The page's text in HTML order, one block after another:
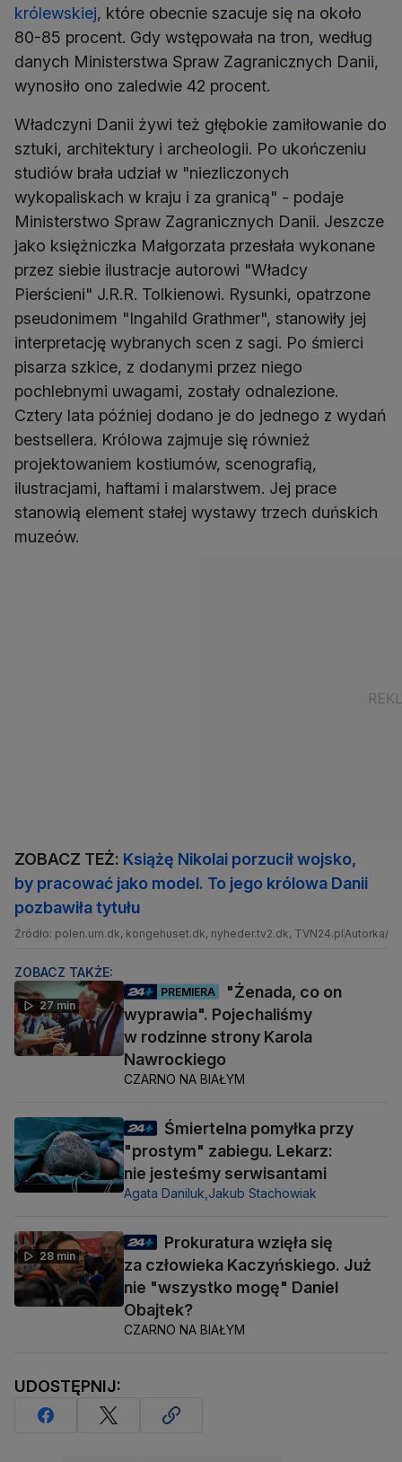
królewskiej, które obecnie szacuje się na około
80-85 procent. Gdy wstępowała na tron, według
danych Ministerstwa Spraw Zagranicznych Danii,
wynosiło ono zaledwie 42 procent.
Władczyni Danii żywi też głębokie zamiłowanie do
sztuki, architektury i archeologii. Po ukończeniu
studiów brała udział w "niezliczonych
wykopaliskach w kraju i za granicą" - podaje
Ministerstwo Spraw Zagranicznych Danii. Jeszcze
jako księżniczka Małgorzata przesłała wykonane
przez siebie ilustracje autorowi "Władcy
Pierścieni" J.R.R. Tolkienowi. Rysunki, opatrzone
pseudonimem "Ingahild Grathmer", stanowiły jej
interpretację wybranych scen z sagi. Po śmierci
pisarza szkice, z dodanymi przez niego
pochlebnymi uwagami, zostały odnalezione.
Cztery lata później dodano je do jednego z wydań
bestsellera. Królowa zajmuje się również
projektowaniem kostiumów, scenografią,
ilustracjami, haftami i malarstwem. Jej prace
stanowią element stałej wystawy trzech duńskich
muzeów.
ZOBACZ TEŻ: Książę Nikolai porzucił wojsko,
by pracować jako model. To jego królowa Danii
pozbawiła tytułu
Źródło: polen.um.dk, kongehuset.dk, nyheder.tv2.dk, TVN24.plAutorka/
ZOBACZ TAKŻE:
27 min
PREMIERA
"Żenada, co on
wyprawia". Pojechaliśmy
w rodzinne strony Karola
Nawrockiego
CZARNO NA BIAŁYM
Śmiertelna pomyłka przy
"prostym" zabiegu. Lekarz:
nie jesteśmy serwisantami
Agata Daniluk, Jakub Stachowiak
28 min
Prokuratura wzięła się
za człowieka Kaczyńskiego. Już
nie "wszystko mogę" Daniel
Obajtek?
CZARNO NA BIAŁYM
UDOSTĘPNIJ: